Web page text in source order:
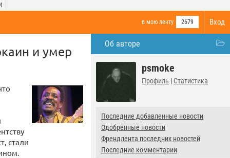
Вход
в мою ленту 2679
Об авторе
psmoke
Профиль | Статистика
Последние добавленные новости
Одобренные новости
Френдлента последних новостей
Последние комментарии
и умер
стали